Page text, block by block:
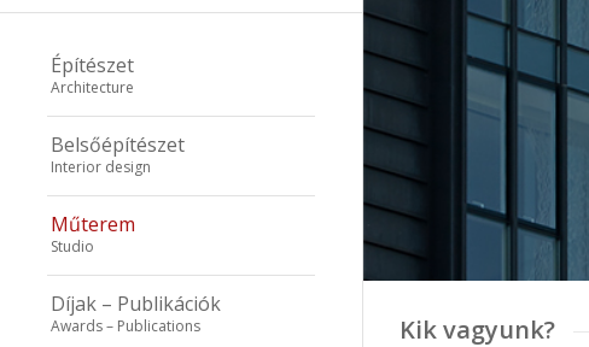
Építészet
Architecture
Belsőépítészet
Interior design
Műterem
Studio
Díjak – Publikációk
Awards – Publications Kik vagyunk?